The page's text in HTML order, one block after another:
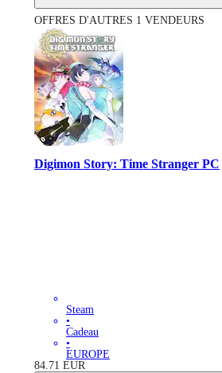
OFFRES D'AUTRES 1 VENDEURS
Digimon Story: Time Stranger PC
Steam
•
Cadeau
•
EUROPE
84.71 EUR